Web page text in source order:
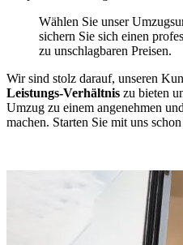
Wählen Sie unser
sichern Sie sich einen
zu unschlagbaren Preisen.
Wir sind stolz darauf, unseren
Leistungs-Verhältnis zu bieten
Umzug zu einem angenehmen
machen. Starten Sie mit uns